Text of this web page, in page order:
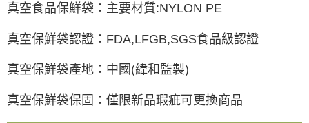
真空食品保鮮袋：主要材質:NYLON PE
真空保鮮袋認證：FDA,LFGB,SGS食品級認證
真空保鮮袋產地：中國(緯和監製)
真空保鮮袋保固：僅限新品瑕疵可更換商品